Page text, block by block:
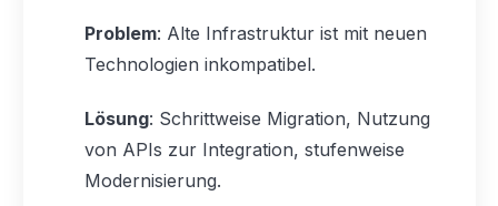
Problem: Alte Infrastruktur ist mit neuen
Technologien inkompatibel.
Lösung: Schrittweise Migration, Nutzung
von APIs zur Integration, stufenweise
Modernisierung.